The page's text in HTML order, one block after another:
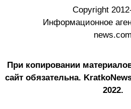
Copyright
Информационное
news.com
При копировании
сайт обязательна.
2022.